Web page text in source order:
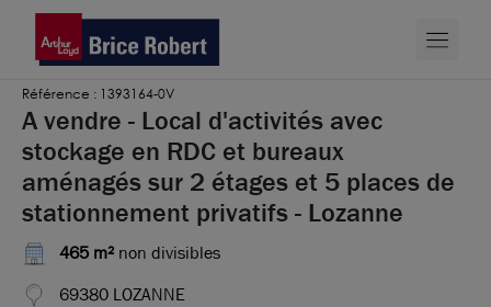
Référence : 1393164-0V
A vendre - Local d'activités avec
stockage en RDC et bureaux
aménagés sur 2 étages et 5 places de
stationnement privatifs - Lozanne
465 m² non divisibles
69380 LOZANNE